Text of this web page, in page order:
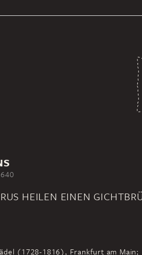
HEILEN EINEN
(1728-1816), Frankfurt am Main;